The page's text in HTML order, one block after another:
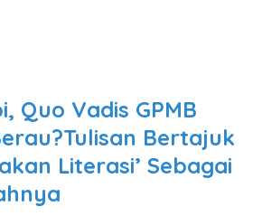
Quo Vadis GPMB
Bertajuk
Literasi’ Sebagai